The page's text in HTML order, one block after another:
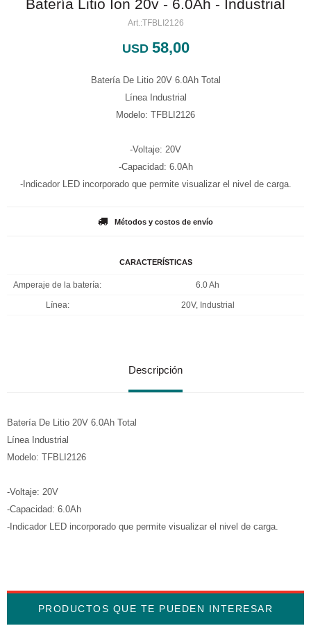
Batería Litio Ion 20v - 6.0Ah - Industrial
TFBLI2126
USD 58,00
Batería De Litio 20V 6.0Ah Total
Línea Industrial
Modelo: TFBLI2126
-Voltaje: 20V
-Capacidad: 6.0Ah
-Indicador LED incorporado que permite visualizar el nivel de carga.
Métodos y costos de envío
CARACTERÍSTICAS
Amperaje de la batería 6.0 Ah
Línea 20V, Industrial
Descripción
Batería De Litio 20V 6.0Ah Total
Línea Industrial
Modelo: TFBLI2126
-Voltaje: 20V
-Capacidad: 6.0Ah
-Indicador LED incorporado que permite visualizar el nivel de carga.
PRODUCTOS QUE TE PUEDEN INTERESAR